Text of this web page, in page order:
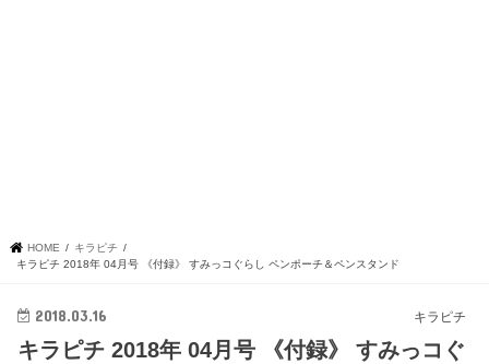
HOME
キラピチ
キラピチ 2018年 04月号 《付録》 すみっコぐらし ペンポーチ＆ペンスタンド
キラピチ
2018.03.16
キラピチ 2018年 04月号 《付録》 すみっコぐ